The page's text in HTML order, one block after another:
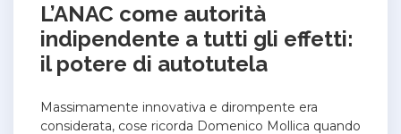
L’ANAC come autorità
indipendente a tutti gli effetti:
il potere di autotutela
Massimamente innovativa e dirompente era
considerata, cose ricorda Domenico Mollica quando